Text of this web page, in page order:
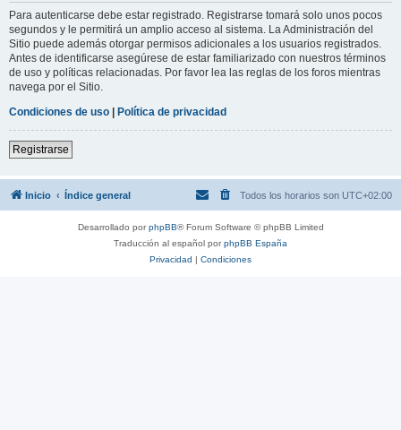
Para autenticarse debe estar registrado. Registrarse tomará solo unos pocos
segundos y le permitirá un amplio acceso al sistema. La Administración del
Sitio puede además otorgar permisos adicionales a los usuarios registrados.
Antes de identificarse asegúrese de estar familiarizado con nuestros términos
de uso y políticas relacionadas. Por favor lea las reglas de los foros mientras
navega por el Sitio.
Condiciones de uso | Política de privacidad
Registrarse
Inicio Índice general Todos los horarios son UTC+02:00
Desarrollado porphpBB® Forum Software © phpBB Limited
Traducción al español porphpBB España
Privacidad | Condiciones